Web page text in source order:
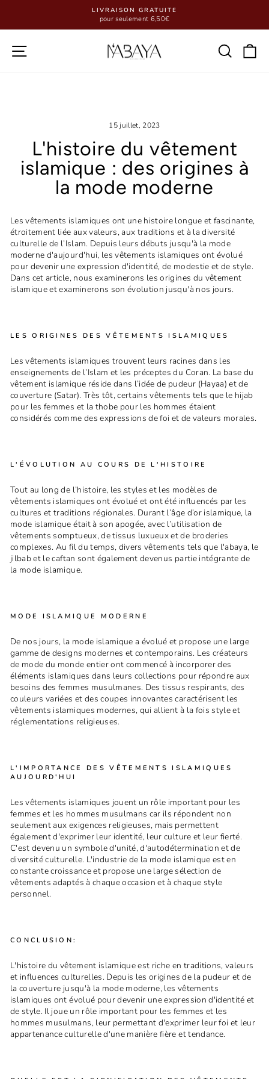
contenu
Diaporama
15 juillet, 2023
L'histoire du vêtement
islamique : des origines à
la mode moderne
Les vêtements islamiques ont une histoire longue et fascinante,
étroitement liée aux valeurs, aux traditions et à la diversité
culturelle de l’Islam. Depuis leurs débuts jusqu'à la mode
moderne d'aujourd'hui, les vêtements islamiques ont évolué
pour devenir une expression d'identité, de modestie et de style.
Dans cet article, nous examinerons les origines du vêtement
islamique et examinerons son évolution jusqu'à nos jours.
LES ORIGINES DES VÊTEMENTS ISLAMIQUES
Les vêtements islamiques trouvent leurs racines dans les
enseignements de l’Islam et les préceptes du Coran. La base du
vêtement islamique réside dans l’idée de pudeur (Hayaa) et de
couverture (Satar). Très tôt, certains vêtements tels que le hijab
pour les femmes et la thobe pour les hommes étaient
considérés comme des expressions de foi et de valeurs morales.
L'ÉVOLUTION AU COURS DE L'HISTOIRE
Tout au long de l’histoire, les styles et les modèles de
vêtements islamiques ont évolué et ont été influencés par les
cultures et traditions régionales. Durant l’âge d’or islamique, la
mode islamique était à son apogée, avec l’utilisation de
vêtements somptueux, de tissus luxueux et de broderies
complexes. Au fil du temps, divers vêtements tels que l'abaya, le
jilbab et le caftan sont également devenus partie intégrante de
la mode islamique.
MODE ISLAMIQUE MODERNE
De nos jours, la mode islamique a évolué et propose une large
gamme de designs modernes et contemporains. Les créateurs
de mode du monde entier ont commencé à incorporer des
éléments islamiques dans leurs collections pour répondre aux
besoins des femmes musulmanes. Des tissus respirants, des
couleurs variées et des coupes innovantes caractérisent les
vêtements islamiques modernes, qui allient à la fois style et
réglementations religieuses.
L'IMPORTANCE DES VÊTEMENTS ISLAMIQUES
AUJOURD'HUI
Les vêtements islamiques jouent un rôle important pour les
femmes et les hommes musulmans car ils répondent non
seulement aux exigences religieuses, mais permettent
également d'exprimer leur identité, leur culture et leur fierté.
C'est devenu un symbole d'unité, d'autodétermination et de
diversité culturelle. L'industrie de la mode islamique est en
constante croissance et propose une large sélection de
vêtements adaptés à chaque occasion et à chaque style
personnel.
CONCLUSION:
L'histoire du vêtement islamique est riche en traditions, valeurs
et influences culturelles. Depuis les origines de la pudeur et de
la couverture jusqu'à la mode moderne, les vêtements
islamiques ont évolué pour devenir une expression d'identité et
de style. Il joue un rôle important pour les femmes et les
hommes musulmans, leur permettant d'exprimer leur foi et leur
appartenance culturelle d'une manière fière et tendance.